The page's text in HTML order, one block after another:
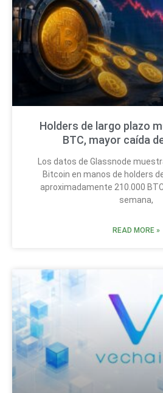
Holders de largo plazo
BTC, mayor caída
Los datos de Glassnode
Bitcoin en manos de holders
aproximadamente 210.000
semana,
READ MORE »